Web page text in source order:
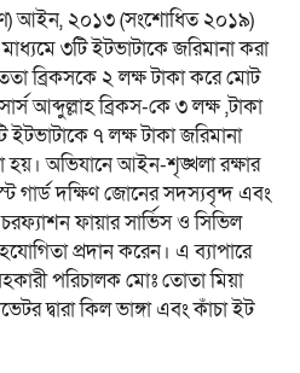
আইন, ২০১৩ (সংশোধিত ২০১৯)
৩টি ইটভাটাকে জরিমানা করা
ব্রিকসকে ২ লক্ষ টাকা করে মোট
আব্দুল্লাহ ব্রিকস-কে ৩ লক্ষ ,টাকা
৭ লক্ষ টাকা জরিমানা
অভিযানে আইন-শৃঙ্খলা রক্ষার
গার্ড দক্ষিণ জোনের সদস্যবৃন্দ এবং
ফায়ার সার্ভিস ও সিভিল
প্রদান করেন। এ ব্যাপারে
পরিচালক মোঃ তোতা মিয়া
দ্বারা কিল ভাঙ্গা এবং কাঁচা ইট